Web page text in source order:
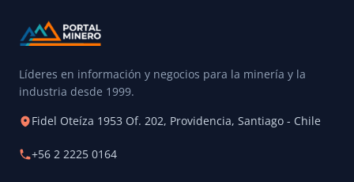
Líderes en información y negocios para la minería y la
industria desde 1999.
Fidel Oteíza 1953 Of. 202, Providencia, Santiago - Chile
+56 2 2225 0164